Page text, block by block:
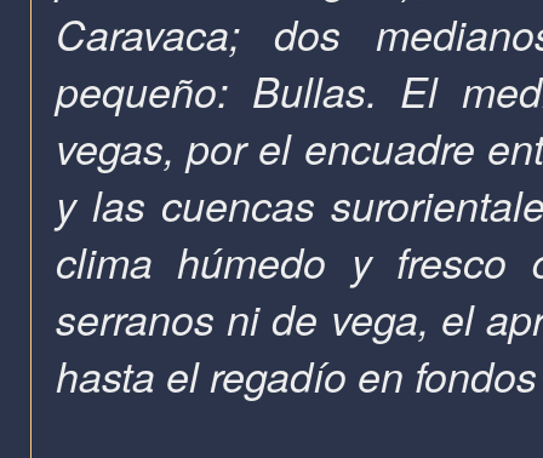
Caravaca; dos
pequeño: Bullas. El
vegas, por el encuadre
y las cuencas
clima húmedo y fresco
serranos ni de vega, el
hasta el regadío en